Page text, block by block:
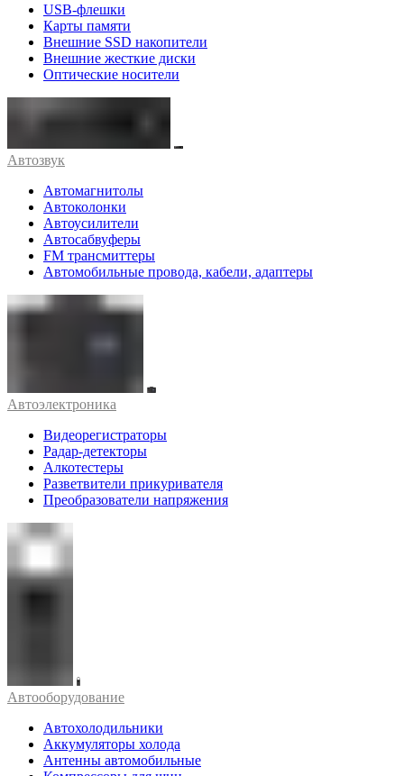
USB-флешки
Карты памяти
Внешние SSD накопители
Внешние жесткие диски
Оптические носители
Автозвук
Автомагнитолы
Автоколонки
Автоусилители
Автосабвуферы
FM трансмиттеры
Автомобильные провода, кабели, адаптеры
Автоэлектроника
Видеорегистраторы
Радар-детекторы
Алкотестеры
Разветвители прикуривателя
Преобразователи напряжения
Автооборудование
Автохолодильники
Аккумуляторы холода
Антенны автомобильные